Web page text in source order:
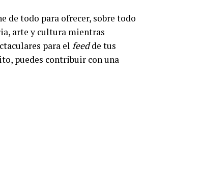
de todo para ofrecer, sobre todo
arte y cultura mientras
para el feedde tus
puedes contribuir con una